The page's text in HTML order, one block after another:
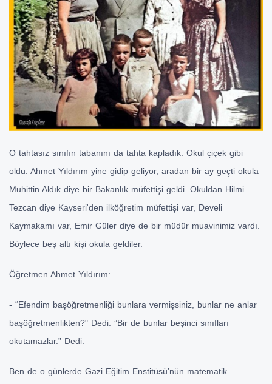
O tahtasız sınıfın tabanını da tahta kapladık. Okul çiçek gibi
oldu. Ahmet Yıldırım yine gidip geliyor, aradan bir ay geçti okula
Muhittin Aldık diye bir Bakanlık müfettişi geldi. Okuldan Hilmi
Tezcan diye Kayseri'den ilköğretim müfettişi var, Develi
Kaymakamı var, Emir Güler diye de bir müdür muavinimiz vardı.
Böylece beş altı kişi okula geldiler.
Öğretmen Ahmet Yıldırım:
- “Efendim başöğretmenliği bunlara vermişsiniz, bunlar ne anlar
başöğretmenlikten?" Dedi. ”Bir de bunlar beşinci sınıfları
okutamazlar.” Dedi.
Ben de o günlerde Gazi Eğitim Enstitüsü’nün matematik